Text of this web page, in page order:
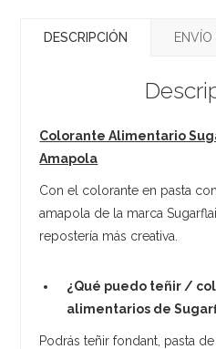
DESCRIPCIÓN ENVÍO
Colorante Alimentario
Amapola
Con el colorante en pasta
amapola de la marca
repostería más creativa.
¿Qué puedo teñir /
alimentarios de
Podrás teñir fondant, pasta de